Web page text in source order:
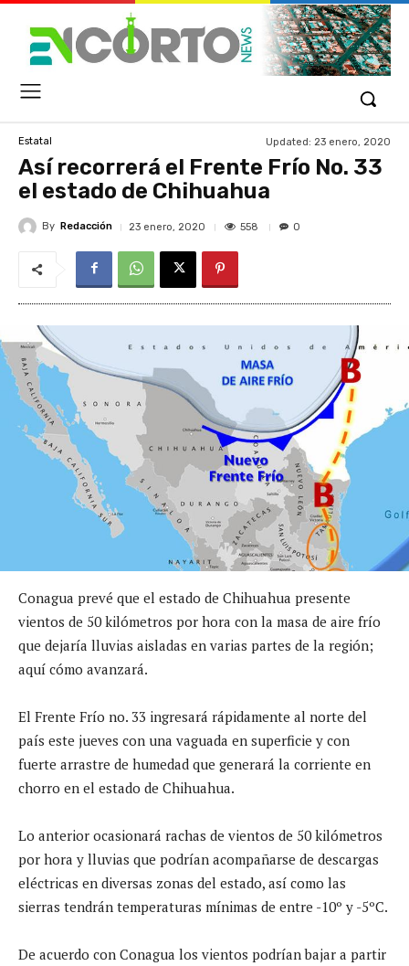
Estatal Updated: 23 enero, 2020
Así recorrerá el Frente Frío No. 33
el estado de Chihuahua
By Redacción 23 enero, 2020 558 0
Conagua prevé que el estado de Chihuahua presente
vientos de 50 kilómetros por hora con la masa de aire frío
que dejaría lluvias aisladas en varias partes de la región;
aquí cómo avanzará.
El Frente Frío no. 33 ingresará rápidamente al norte del
país este jueves con una vaguada en superficie y con
fuerte arrastre de humedad que generará la corriente en
chorro en el estado de Chihuahua.
Lo anterior ocasionará rachas de vientos de 50 kilómetros
por hora y lluvias que podrían acompañarse de descargas
eléctricas en diversas zonas del estado, así como las
sierras tendrán temperaturas mínimas de entre -10º y -5ºC.
De acuerdo con Conagua los vientos podrían bajar a partir